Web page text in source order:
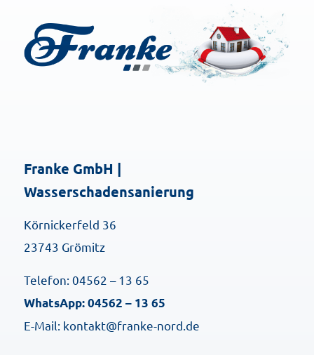
Franke GmbH |
Wasserschadensanierung
Körnickerfeld 36
23743 Grömitz
Telefon: 04562 – 13 65
WhatsApp: 04562 – 13 65
E-Mail: kontakt@franke-nord.de